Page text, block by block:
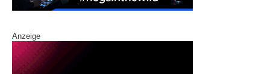
Anzeige